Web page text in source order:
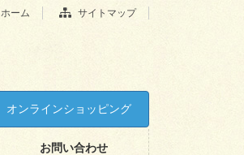
ホーム サイトマップ
オンラインショッピング
お問い合わせ